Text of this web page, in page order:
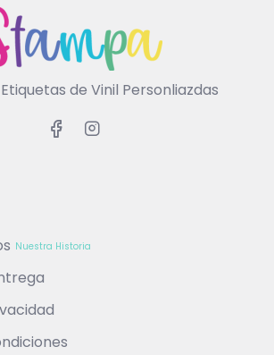
de Vinil Personliazdas
Nuestra Historia